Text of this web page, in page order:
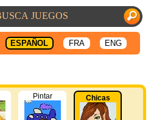
ESPAÑOL FRA ENG
Pintar Chicas